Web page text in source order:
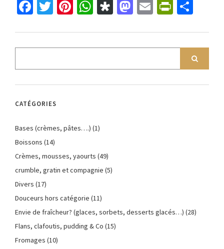
Facebook
Twitter
Pinterest
WhatsApp
Diaspora
Mastodon
Email
CATÉGORIES
Bases (crèmes, pâtes….) (1)
Boissons (14)
Crèmes, mousses, yaourts (49)
crumble, gratin et compagnie (5)
Divers (17)
Douceurs hors catégorie (11)
Envie de fraîcheur? (glaces, sorbets, desserts glacés…) (28)
Flans, clafoutis, pudding & Co (15)
Fromages (10)